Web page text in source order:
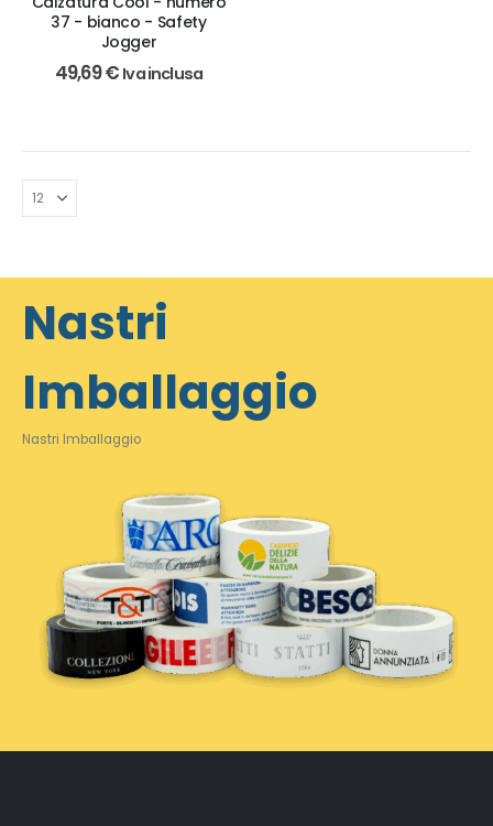
37 - bianco - Safety
Jogger
49,69€ Iva inclusa
Nastri
Imballaggio
Nastri Imballaggio